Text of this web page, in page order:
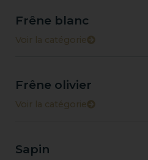
Frêne blanc
Voir la catégorie
Frêne olivier
Voir la catégorie
Sapin